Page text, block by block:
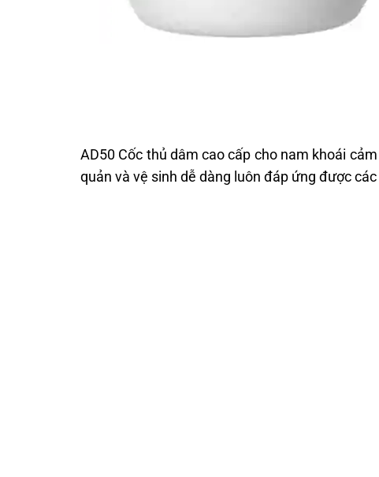
AD50 Cốc thủ dâm cao cấp cho nam khoái
quản và vệ sinh dễ dàng luôn đáp ứng được